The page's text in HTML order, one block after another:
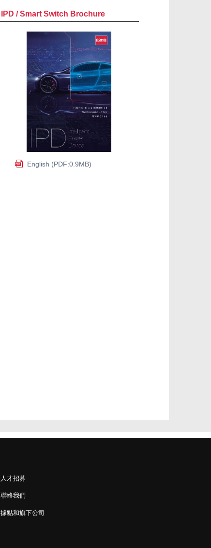
IPD / Smart Switch Brochure
English (PDF:0.9MB)
人才招募
聯絡我們
據點和旗下公司